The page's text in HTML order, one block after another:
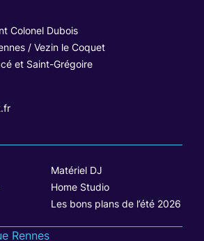
Colonel Dubois
/ Vezin le Coquet
et Saint-Grégoire
Matériel DJ
Home Studio
Les bons plans de l’été 2026
Rennes